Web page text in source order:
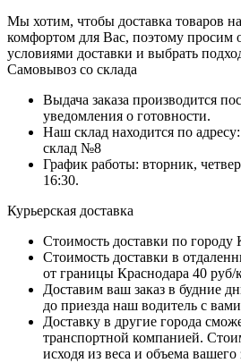
Мы хотим, чтобы доставка товаров
комфортом для Вас, поэтому просим
условиями доставки и выбрать
Самовывоз со склада
Выдача заказа производится
уведомления о готовности.
Наш склад находится по
склад №8
График работы: вторник,
16:30.
Курьерская доставка
Стоимость доставки по городу
Стоимость доставки в
от границы Краснодара 40 руб/
Доставим ваш заказ в будние
до приезда наш водитель с
Доставку в другие города
транспортной компанией.
исходя из веса и объема вашего